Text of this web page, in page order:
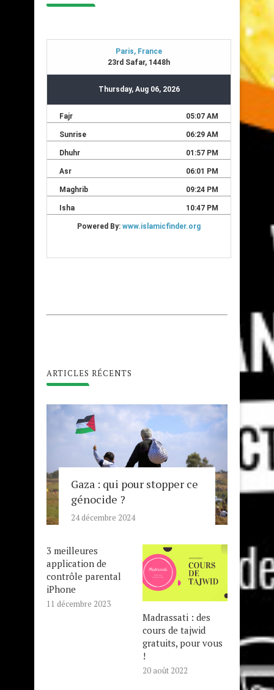
ARTICLES RÉCENTS
Gaza : qui pour stopper ce
génocide ?
24 décembre 2024
3 meilleures
application de
contrôle parental
iPhone
11 décembre 2023
Madrassati : des
cours de tajwid
gratuits, pour vous
!
20 août 2022